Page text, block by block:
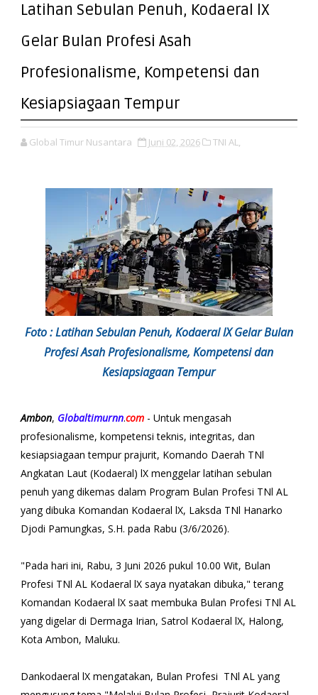
Latihan Sebulan Penuh, Kodaeral lX
Gelar Bulan Profesi Asah
Profesionalisme, Kompetensi dan
Kesiapsiagaan Tempur
Global Timur Nusantara Juni 02, 2026 TNI AL,
Foto : Latihan Sebulan Penuh, Kodaeral lX Gelar Bulan
Profesi Asah Profesionalisme, Kompetensi dan
Kesiapsiagaan Tempur
Ambon, Globaltimurnn.com- Untuk mengasah
profesionalisme, kompetensi teknis, integritas, dan
kesiapsiagaan tempur prajurit, Komando Daerah TNl
Angkatan Laut (Kodaeral) lX menggelar latihan sebulan
penuh yang dikemas dalam Program Bulan Profesi TNl AL
yang dibuka Komandan Kodaeral lX, Laksda TNl Hanarko
Djodi Pamungkas, S.H. pada Rabu (3/6/2026).
"Pada hari ini, Rabu, 3 Juni 2026 pukul 10.00 Wit, Bulan
Profesi TNl AL Kodaeral lX saya nyatakan dibuka," terang
Komandan Kodaeral lX saat membuka Bulan Profesi TNl AL
yang digelar di Dermaga Irian, Satrol Kodaeral lX, Halong,
Kota Ambon, Maluku.
Dankodaeral lX mengatakan, Bulan Profesi TNl AL yang